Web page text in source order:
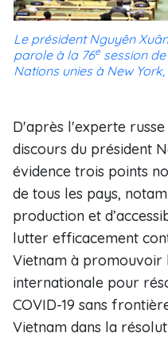
Le président Nguyên
parole à la 76e session
Nations unies à New
D'après l'experte
discours du président
évidence trois points
de tous les pays,
production et
lutter efficacement
Vietnam à promouvoir
internationale pour
COVID-19 sans
Vietnam dans la